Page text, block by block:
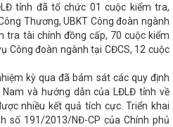
gia Chương trình đoàn doanh
địa phương khu vực Bắc
trị Hệ thống thông tin giải
điều hành số của tỉnh
Hội chợ mùa Xuân
Công
nhân, tháng hành động
một số nội dung liên quan tổ
website giả mạo cơ quan
rộng hơn 30 ha
Ban
điều động, bổ nhiệm cán bộ
tỉnh đã tổ chức 01 cuộc kiểm tra,
Thương, UBKT Công đoàn ngành
tra tài chính đồng cấp, 70 cuộc kiểm
Công đoàn ngành tại CĐCS, 12 cuộc
kỳ qua đã bám sát các quy định
và hướng dẫn của LĐLĐ tỉnh về
nhiều kết quả tích cực. Triển khai
số 191/2013/NĐ-CP của Chính phủ